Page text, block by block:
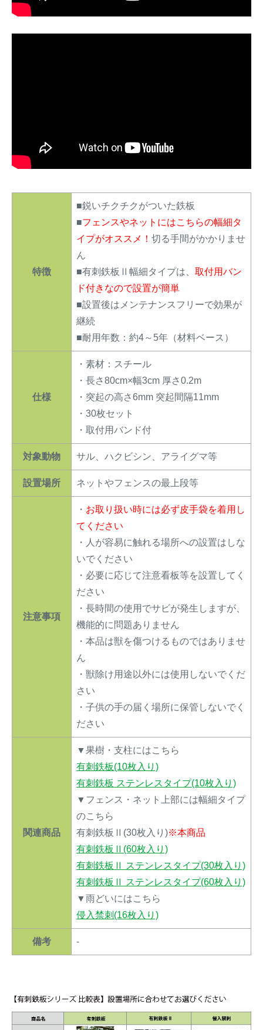
特徴
■鋭いチクチクがついた鉄板
■フェンスやネットにはこちらの幅細タ
イプがオススメ！ 切る手間がかかりませ
ん
■有刺鉄板Ⅱ幅細タイプは、 取付用バン
ド付きなので設置が簡単
■設置後はメンテナンスフリーで効果が
継続
■耐用年数：約4～5年（材料ベース）
仕様
・素材：スチール
・長さ80cm×幅3cm 厚さ0.2m
・突起の高さ6mm 突起間隔11mm
・30枚セット
・取付用バンド付
対象動物 サル、ハクビシン、アライグマ等
設置場所 ネットやフェンスの最上段等
注意事項
・ お取り扱い時には必ず皮手袋を着用し
てください
・人が容易に触れる場所への設置はしな
いでください
・必要に応じて注意看板等を設置してく
ださい
・長時間の使用でサビが発生しますが、
機能的に問題ありません
・本品は獣を傷つけるものではありませ
ん
・獣除け用途以外には使用しないでくだ
さい
・子供の手の届く場所に保管しないでく
ださい
関連商品
▼果樹・支柱にはこちら
有刺鉄板(10枚入り)
有刺鉄板 ステンレスタイプ(10枚入り)
▼フェンス・ネット上部には幅細タイプ
のこちら
有刺鉄板Ⅱ(30枚入り)※本商品
有刺鉄板Ⅱ(60枚入り)
有刺鉄板Ⅱ ステンレスタイプ(30枚入り)
有刺鉄板Ⅱ ステンレスタイプ(60枚入り)
▼雨どいにはこちら
侵入禁刺(16枚入り)
備考 -